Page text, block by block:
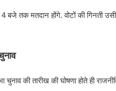
तक मतदान होंगे. वोटों की गिनती
की तारीख की घोषणा होते ही